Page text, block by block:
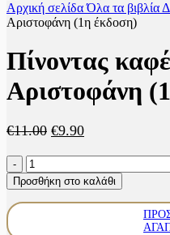
Αρχική σελίδαΌλα τα βιβλία
Αριστοφάνη (1η έκδοση)
Πίνοντας
Αριστοφάνη
€11.00 Original
€11.00.
€9.90Η
είναι:
€9.90.
Πίνοντας
καφέ
με
τον
Προσθήκη στο καλάθι